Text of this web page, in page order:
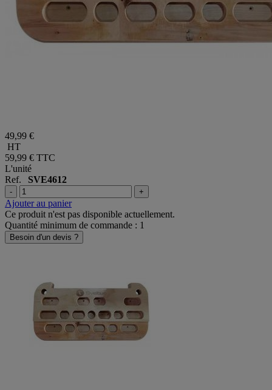
49,99 €
HT
59,99 € TTC
L'unité
Ref. SVE4612
- +
Ajouter au panier
Ce produit n'est pas disponible actuellement.
Quantité minimum de commande : 1
Besoin d'un devis ?